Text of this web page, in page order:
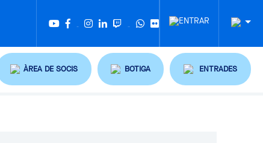
ÀREA DE SOCIS BOTIGA ENTRADES